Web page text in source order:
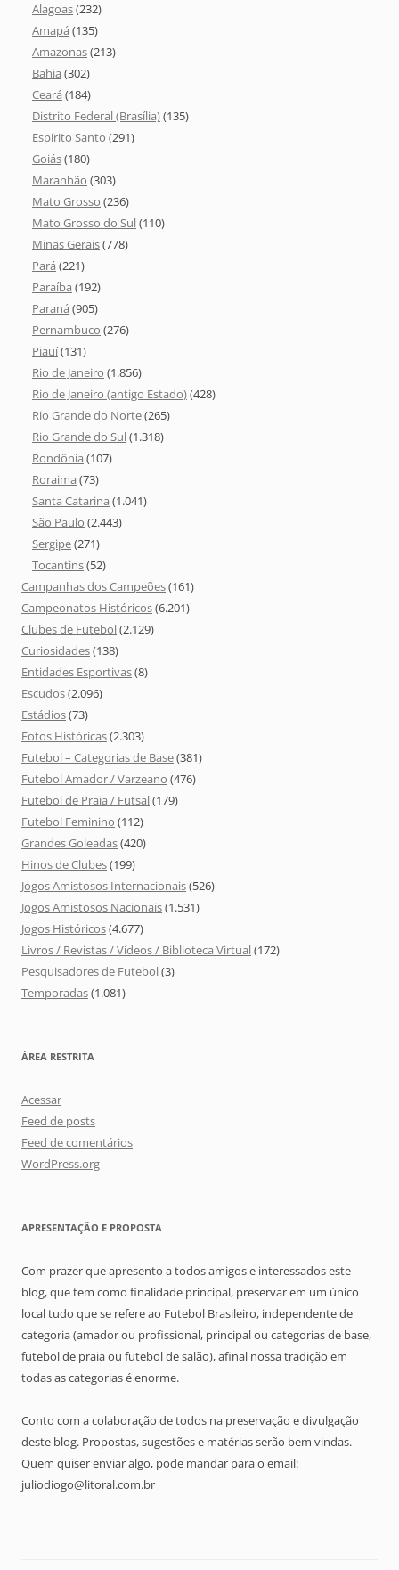
Alagoas(232)
Amapá (135)
Amazonas(213)
Bahia (302)
Ceará (184)
Distrito Federal (Brasília)(135)
Espírito Santo (291)
Goiás(180)
Maranhão (303)
Mato Grosso (236)
Mato Grosso do Sul(110)
Minas Gerais(778)
Pará (221)
Paraíba (192)
Paraná (905)
Pernambuco (276)
Piauí(131)
Rio de Janeiro (1.856)
Rio de Janeiro (antigo Estado)(428)
Rio Grande do Norte(265)
Rio Grande do Sul(1.318)
Rondônia (107)
Roraima (73)
Santa Catarina (1.041)
São Paulo (2.443)
Sergipe(271)
Tocantins(52)
Campanhas dos Campeões(161)
Campeonatos Históricos(6.201)
Clubes de Futebol(2.129)
Curiosidades(138)
Entidades Esportivas(8)
Escudos(2.096)
Estádios(73)
Fotos Históricas(2.303)
Futebol – Categorias de Base(381)
Futebol Amador / Varzeano (476)
Futebol de Praia / Futsal(179)
Futebol Feminino (112)
Grandes Goleadas(420)
Hinos de Clubes(199)
Jogos Amistosos Internacionais(526)
Jogos Amistosos Nacionais(1.531)
Jogos Históricos(4.677)
Livros / Revistas / Vídeos / Biblioteca Virtual(172)
Pesquisadores de Futebol(3)
Temporadas(1.081)
ÁREA RESTRITA
Acessar
Feed de posts
Feed de comentários
WordPress.org
APRESENTAÇÃO E PROPOSTA
Com prazer que apresento a todos amigos e interessados este
blog, que tem como finalidade principal, preservar em um único
local tudo que se refere ao Futebol Brasileiro, independente de
categoria (amador ou profissional, principal ou categorias de base,
futebol de praia ou futebol de salão), afinal nossa tradição em
todas as categorias é enorme.
Conto com a colaboração de todos na preservação e divulgação
deste blog. Propostas, sugestões e matérias serão bem vindas.
Quem quiser enviar algo, pode mandar para o email:
juliodiogo@litoral.com.br